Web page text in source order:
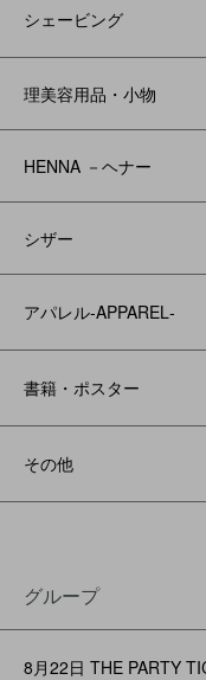
シェービング
理美容用品・小物
HENNA －ヘナー
シザー
アパレル‐APPAREL‐
書籍・ポスター
その他
グループ
8月22日 THE PARTY